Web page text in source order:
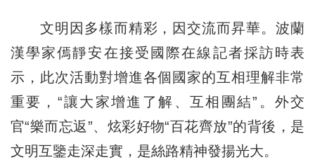
文明因多樣而精彩，因交流而昇華。波蘭
漢學家傿靜安在接受國際在線記者採訪時表
示，此次活動對增進各個國家的互相理解非常
重要，“讓大家增進了解、互相團結”。外交
官“樂而忘返”、炫彩好物“百花齊放”的背後，是
文明互鑒走深走實，是絲路精神發揚光大。